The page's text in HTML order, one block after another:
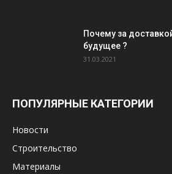
Почему за
будущее ?
31.03.2021
ПОПУЛЯРНЫЕ КАТЕГОРИИ
Новости
Строительство
Материалы